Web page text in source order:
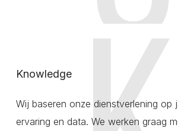
Knowledge
Wij baseren onze dienstverlening op
ervaring en data. We werken graag